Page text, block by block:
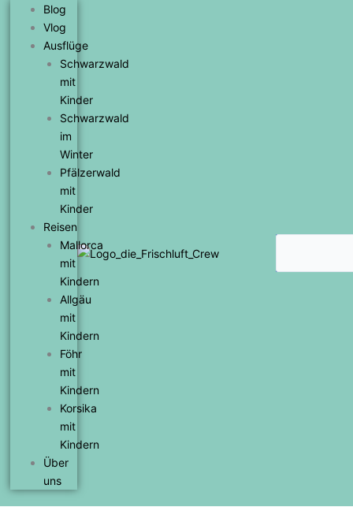
springen
Blog
Vlog
Ausflüge
Schwarzwald
mit
Kinder
Schwarzwald
im
Winter
Pfälzerwald
mit
Kinder
Reisen
Mallorca
mit
Kindern
Allgäu
mit
Kindern
Föhr
mit
Kindern
Korsika
mit
Kindern
Über
uns